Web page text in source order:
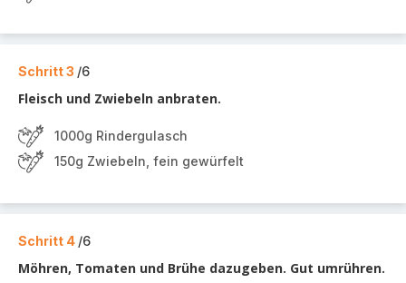
Schritt 3 /6
Fleisch und Zwiebeln anbraten.
1000g Rindergulasch
150g Zwiebeln, fein gewürfelt
Schritt 4 /6
Möhren, Tomaten und Brühe dazugeben. Gut umrühren.